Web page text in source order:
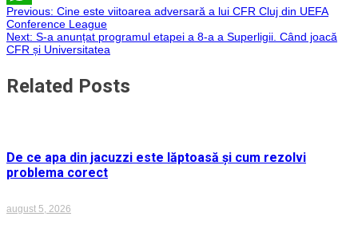
WhatsApp
Navigare
în
articole
Previous: Cine este viitoarea adversară a lui CFR Cluj din UEFA
Conference League
Next: S-a anunțat programul etapei a 8-a a Superligii. Când joacă
CFR și Universitatea
Related Posts
De ce apa din jacuzzi este lăptoasă și cum rezolvi
problema corect
august 5, 2026